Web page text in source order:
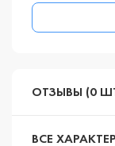
ОТЗЫВЫ (0
ВСЕ